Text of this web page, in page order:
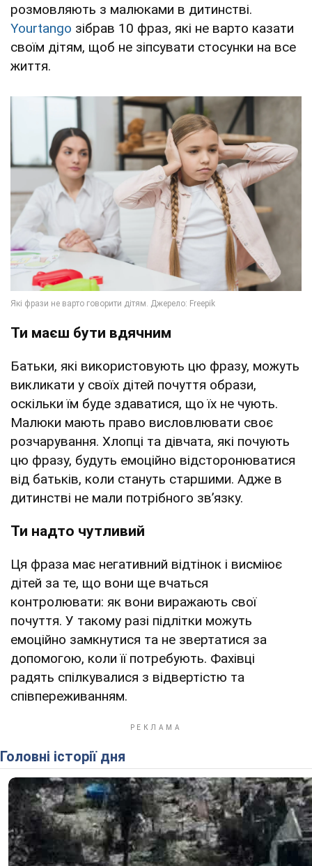
розмовляють з малюками в дитинстві.
Yourtango зібрав 10 фраз, які не варто казати
своїм дітям, щоб не зіпсувати стосунки на все
життя.
Ти маєш бути вдячним
Батьки, які використовують цю фразу, можуть
викликати у своїх дітей почуття образи,
оскільки їм буде здаватися, що їх не чують.
Малюки мають право висловлювати своє
розчарування. Хлопці та дівчата, які почують
цю фразу, будуть емоційно відсторонюватися
від батьків, коли стануть старшими. Адже в
дитинстві не мали потрібного зв’язку.
Ти надто чутливий
Ця фраза має негативний відтінок і висміює
дітей за те, що вони ще вчаться
контролювати: як вони виражають свої
почуття. У такому разі підлітки можуть
емоційно замкнутися та не звертатися за
допомогою, коли її потребують. Фахівці
радять спілкувалися з відвертістю та
співпереживанням.
Головні історії дня